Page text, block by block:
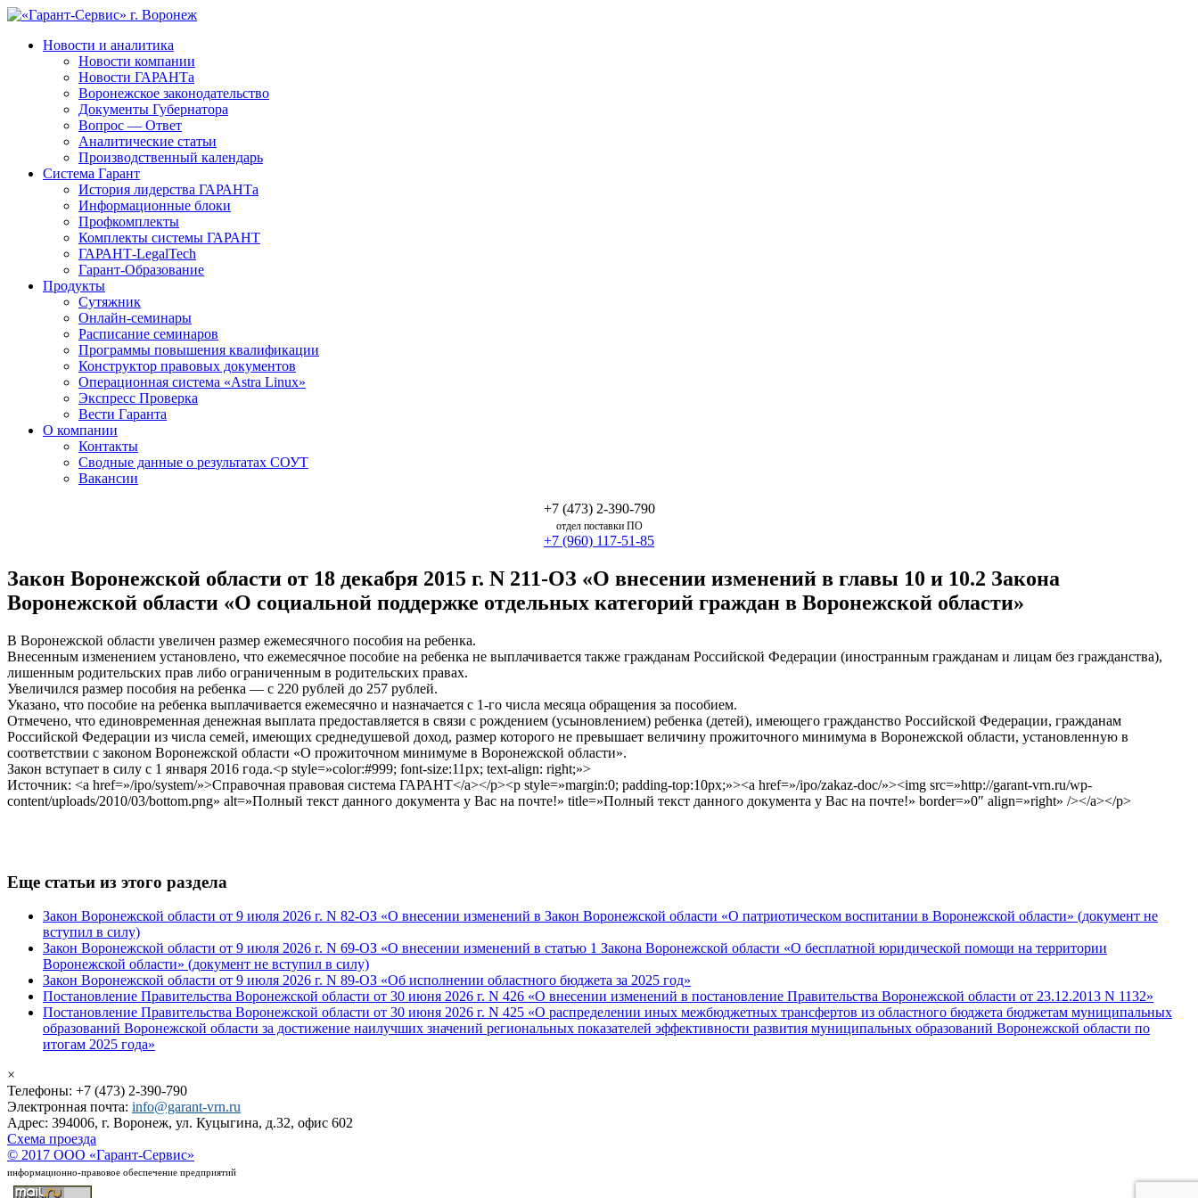
Новости и аналитика
Новости компании
Новости ГАРАНТа
Воронежское законодательство
Документы Губернатора
Вопрос — Ответ
Аналитические статьи
Производственный календарь
Система Гарант
История лидерства ГАРАНТа
Информационные блоки
Профкомплекты
Комплекты системы ГАРАНТ
ГАРАНТ-LegalTech
Гарант-Образование
Продукты
Сутяжник
Онлайн-семинары
Расписание семинаров
Программы повышения квалификации
Конструктор правовых документов
Операционная система «Astra Linux»
Экспресс Проверка
Вести Гаранта
О компании
Контакты
Сводные данные о результатах СОУТ
Вакансии
+7 (473) 2-390-790
отдел поставки ПО
+7 (960) 117-51-85
Закон Воронежской области от 18 декабря 2015 г. N 211-ОЗ «О внесении изменений в главы 10 и 10.2 Закона
Воронежской области «О социальной поддержке отдельных категорий граждан в Воронежской области»
В Воронежской области увеличен размер ежемесячного пособия на ребенка.
Внесенным изменением установлено, что ежемесячное пособие на ребенка не выплачивается также гражданам Российской Федерации (иностранным гражданам и лицам без гражданства),
лишенным родительских прав либо ограниченным в родительских правах.
Увеличился размер пособия на ребенка — с 220 рублей до 257 рублей.
Указано, что пособие на ребенка выплачивается ежемесячно и назначается с 1-го числа месяца обращения за пособием.
Отмечено, что единовременная денежная выплата предоставляется в связи с рождением (усыновлением) ребенка (детей), имеющего гражданство Российской Федерации, гражданам
Российской Федерации из числа семей, имеющих среднедушевой доход, размер которого не превышает величину прожиточного минимума в Воронежской области, установленную в
соответствии с законом Воронежской области «О прожиточном минимуме в Воронежской области».
Закон вступает в силу с 1 января 2016 года.<p style=»color:#999; font-size:11px; text-align: right;»>
Источник: <a href=»/ipo/system/»>Справочная правовая система ГАРАНТ</a></p><p style=»margin:0; padding-top:10px;»><a href=»/ipo/zakaz-doc/»><img src=»http://garant-vrn.ru/wp-
content/uploads/2010/03/bottom.png» alt=»Полный текст данного документа у Вас на почте!» title=»Полный текст данного документа у Вас на почте!» border=»0″ align=»right» /></a></p>
Еще статьи из этого раздела
Закон Воронежской области от 9 июля 2026 г. N 82-ОЗ «О внесении изменений в Закон Воронежской области «О патриотическом воспитании в Воронежской области» (документ не
вступил в силу)
Закон Воронежской области от 9 июля 2026 г. N 69-ОЗ «О внесении изменений в статью 1 Закона Воронежской области «О бесплатной юридической помощи на территории
Воронежской области» (документ не вступил в силу)
Закон Воронежской области от 9 июля 2026 г. N 89-ОЗ «Об исполнении областного бюджета за 2025 год»
Постановление Правительства Воронежской области от 30 июня 2026 г. N 426 «О внесении изменений в постановление Правительства Воронежской области от 23.12.2013 N 1132»
Постановление Правительства Воронежской области от 30 июня 2026 г. N 425 «О распределении иных межбюджетных трансфертов из областного бюджета бюджетам муниципальных
образований Воронежской области за достижение наилучших значений региональных показателей эффективности развития муниципальных образований Воронежской области по
итогам 2025 года»
×
Телефоны: +7 (473) 2-390-790
Электронная почта: info@garant-vrn.ru
Адрес: 394006, г. Воронеж, ул. Куцыгина, д.32, офис 602
Схема проезда
© 2017 ООО «Гарант-Сервис»
информационно-правовое обеспечение предприятий